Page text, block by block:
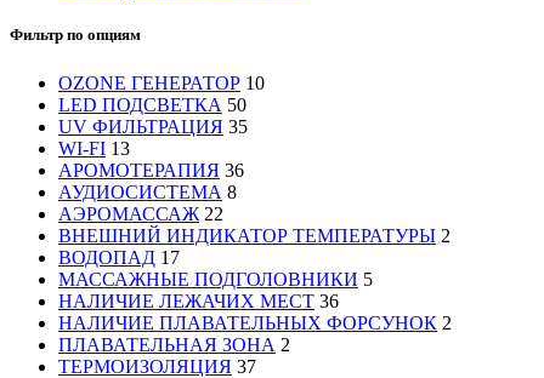
Фильтр по опциям
OZONE ГЕНЕРАТОР 10
LED ПОДСВЕТКА 50
UV ФИЛЬТРАЦИЯ 35
WI-FI 13
АРОМОТЕРАПИЯ 36
АУДИОСИСТЕМА 8
АЭРОМАССАЖ 22
ВНЕШНИЙ ИНДИКАТОР ТЕМПЕРАТУРЫ 2
ВОДОПАД 17
МАССАЖНЫЕ ПОДГОЛОВНИКИ 5
НАЛИЧИЕ ЛЕЖАЧИХ МЕСТ 36
НАЛИЧИЕ ПЛАВАТЕЛЬНЫХ ФОРСУНОК 2
ПЛАВАТЕЛЬНАЯ ЗОНА 2
ТЕРМОИЗОЛЯЦИЯ 37